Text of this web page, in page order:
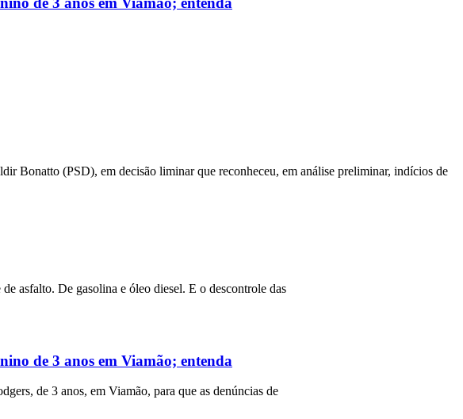
Bonatto (PSD), em decisão liminar que reconheceu, em análise preliminar, indícios de
asfalto. De gasolina e óleo diesel. E o descontrole das
de 3 anos em Viamão; entenda
de 3 anos, em Viamão, para que as denúncias de